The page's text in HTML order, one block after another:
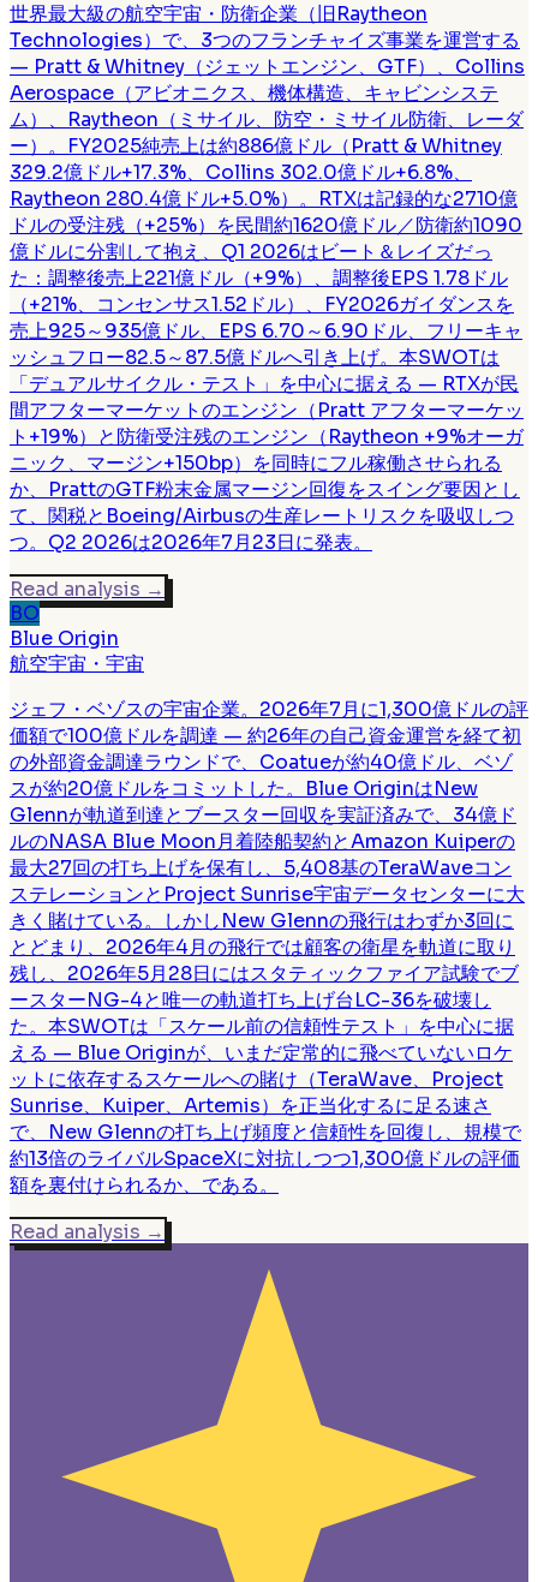
世界最大級の航空宇宙・防衛企業（旧Raytheon
Technologies）で、3つのフランチャイズ事業を運営する
— Pratt & Whitney（ジェットエンジン、GTF）、Collins
Aerospace（アビオニクス、機体構造、キャビンシステ
ム）、Raytheon（ミサイル、防空・ミサイル防衛、レーダ
ー）。FY2025純売上は約886億ドル（Pratt & Whitney
329.2億ドル+17.3%、Collins 302.0億ドル+6.8%、
Raytheon 280.4億ドル+5.0%）。RTXは記録的な2710億
ドルの受注残（+25%）を民間約1620億ドル／防衛約1090
億ドルに分割して抱え、Q1 2026はビート＆レイズだっ
た：調整後売上221億ドル（+9%）、調整後EPS 1.78ドル
（+21%、コンセンサス1.52ドル）、FY2026ガイダンスを
売上925～935億ドル、EPS 6.70～6.90ドル、フリーキャ
ッシュフロー82.5～87.5億ドルへ引き上げ。本SWOTは
「デュアルサイクル・テスト」を中心に据える — RTXが民
間アフターマーケットのエンジン（Pratt アフターマーケッ
ト+19%）と防衛受注残のエンジン（Raytheon +9%オーガ
ニック、マージン+150bp）を同時にフル稼働させられる
か、PrattのGTF粉末金属マージン回復をスイング要因とし
て、関税とBoeing/Airbusの生産レートリスクを吸収しつ
つ。Q2 2026は2026年7月23日に発表。
Read analysis →
BO
Blue Origin
航空宇宙・宇宙
ジェフ・ベゾスの宇宙企業。2026年7月に1,300億ドルの評
価額で100億ドルを調達 — 約26年の自己資金運営を経て初
の外部資金調達ラウンドで、Coatueが約40億ドル、ベゾ
スが約20億ドルをコミットした。Blue OriginはNew
Glennが軌道到達とブースター回収を実証済みで、34億ド
ルのNASA Blue Moon月着陸船契約とAmazon Kuiperの
最大27回の打ち上げを保有し、5,408基のTeraWaveコン
ステレーションとProject Sunrise宇宙データセンターに大
きく賭けている。しかしNew Glennの飛行はわずか3回に
とどまり、2026年4月の飛行では顧客の衛星を軌道に取り
残し、2026年5月28日にはスタティックファイア試験でブ
ースターNG-4と唯一の軌道打ち上げ台LC-36を破壊し
た。本SWOTは「スケール前の信頼性テスト」を中心に据
える — Blue Originが、いまだ定常的に飛べていないロケ
ットに依存するスケールへの賭け（TeraWave、Project
Sunrise、Kuiper、Artemis）を正当化するに足る速さ
で、New Glennの打ち上げ頻度と信頼性を回復し、規模で
約13倍のライバルSpaceXに対抗しつつ1,300億ドルの評価
額を裏付けられるか、である。
Read analysis →